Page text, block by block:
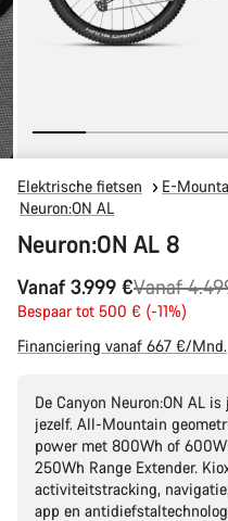
Elektrische fietsen E-
Neuron:ON AL
Neuron:ON AL 8
Vanaf 3.999 €
Originele
Prijs
Vanaf
Bespaar tot 500 € (-11%)
Financiering vanaf 667 €/Mnd.
De Canyon Neuron:ON AL
jezelf. All-Mountain
power met 800Wh of
250Wh Range Extender.
activiteitstracking,
app en